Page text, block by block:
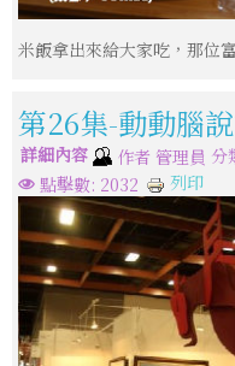
米飯拿出來給大家吃，那位
第26集-動動腦
詳細內容 作者 管理員 分
點擊數: 2032
列印